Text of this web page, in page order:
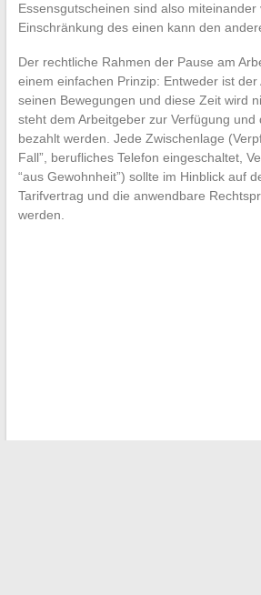
Essensgutscheinen sind also miteinander
Einschränkung des einen kann den
Der rechtliche Rahmen der Pause am
einem einfachen Prinzip: Entweder ist
seinen Bewegungen und diese Zeit wird
steht dem Arbeitgeber zur Verfügung und
bezahlt werden. Jede Zwischenlage
Fall”, berufliches Telefon eingeschaltet,
“aus Gewohnheit”) sollte im Hinblick auf
Tarifvertrag und die anwendbare
werden.